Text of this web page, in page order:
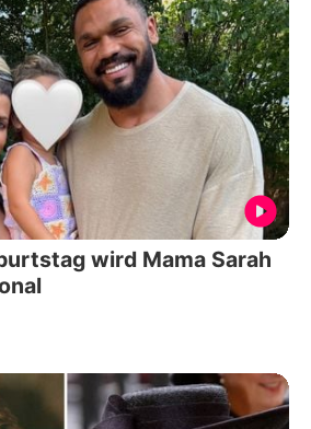
wird Mama Sarah